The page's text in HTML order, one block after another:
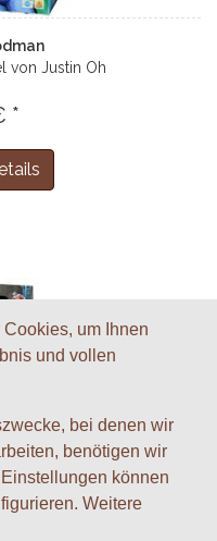
von Justin Oh
*
- Zweifel
um Ihnen
und vollen
bei denen wir
benötigen wir
können
Weitere